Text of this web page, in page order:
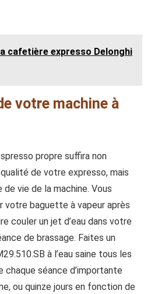
cafetière expresso Delonghi
votre machine à
propre suffira non
de votre expresso, mais
vie de la machine. Vous
votre baguette à vapeur après
couler un jet d’eau dans votre
de brassage. Faites un
à l’eau saine tous les
chaque séance d’importante
ou quinze jours en fonction de